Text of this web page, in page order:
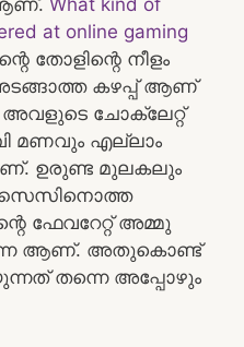
What kind of
at online gaming
തോളിന്റെ നീളം
കഴപ്പ് ആണ്
ചോക്ലേറ്റ്
മണവും എല്ലാം
ഉരുണ്ട മുലകലും
സൈസിനൊത്ത
ഫേവറേറ്റ് അമ്മു
തന്നെ ആണ്. അതുകൊണ്ട്
തന്നെ അപ്പോഴും